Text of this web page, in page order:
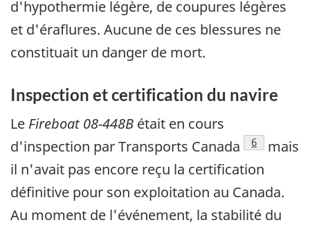
d'hypothermie légère, de coupures légères
et d'éraflures. Aucune de ces blessures ne
constituait un danger de mort.
Inspection et certification du navire
Le Fireboat 08-448B était en cours
d'inspection par Transports Canada
Note de
6
mais
il n'avait pas encore reçu la certification
définitive pour son exploitation au Canada.
Au moment de l'événement, la stabilité du